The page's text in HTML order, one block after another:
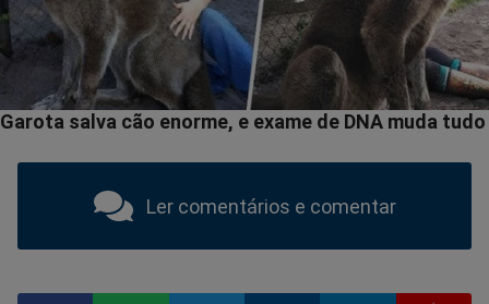
Ler comentários e comentar